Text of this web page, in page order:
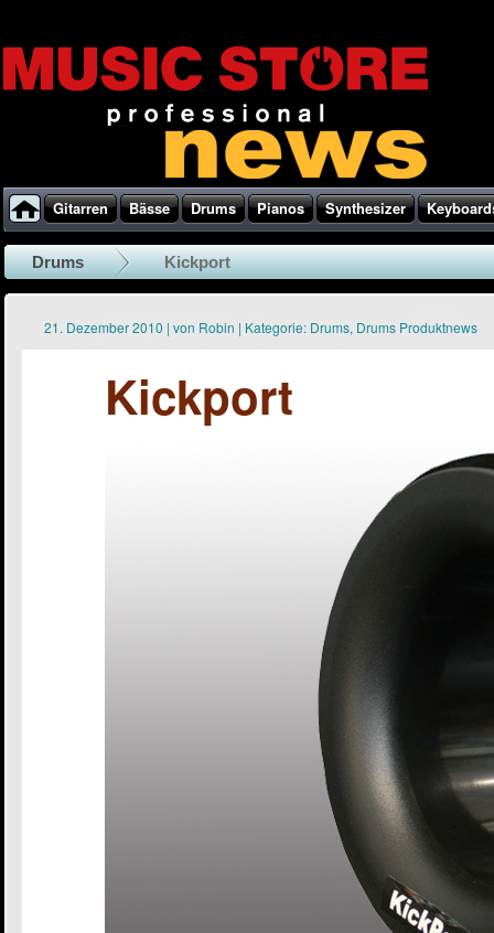
Gitarren Bässe Drums Pianos Synthesizer
Drums Kickport
21. Dezember 2010 | von Robin | Kategorie: Drums, Drums Produktnews
Kickport